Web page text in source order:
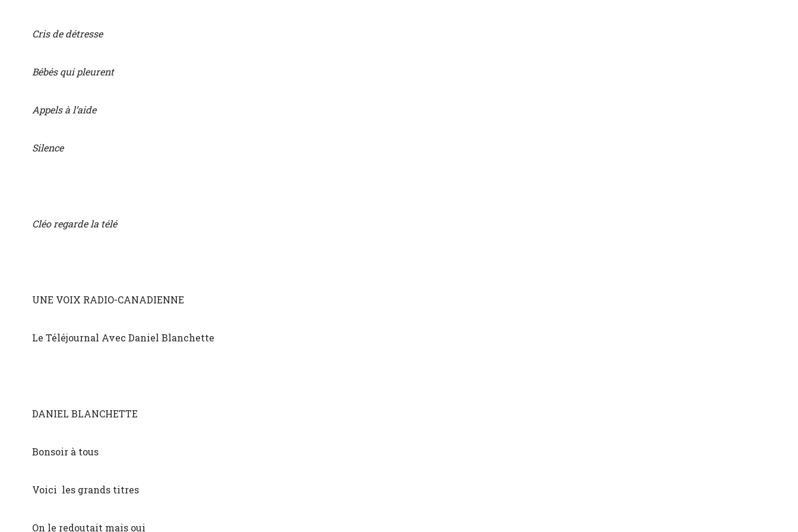
Cris de détresse
Bébés qui pleurent
Appels à l’aide
Silence
Cléo regarde la télé
UNE VOIX RADIO-CANADIENNE
Le Téléjournal Avec Daniel Blanchette
DANIEL BLANCHETTE
Bonsoir à tous
Voici les grands titres
On le redoutait mais oui